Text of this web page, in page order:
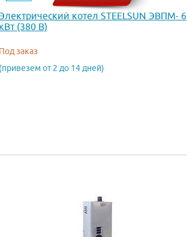
котел STEELSUN ЭВПМ- 6
кВт (380 В)
Под заказ
(привезем от 2 до 14 дней)